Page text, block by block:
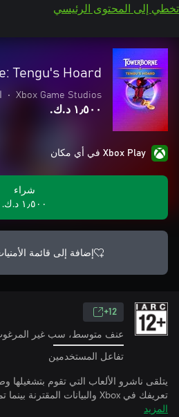
تخطي إلى المحتوى الرئيسي
Tengu's Hoard
Xbox Game Studios
•
١٫٥٠٠ د.ك.‏
Xbox Play في أي مكان
شراء
١٫٥٠٠ د.ك.‏
إضافة إلى قائمة
12+
عنف متوسط، سب غير
تفاعل المستخدمين
يتلقى ناشرو الألعاب التي تقوم
تعريفك في Xbox والبيانات المقترنة بينما تمارس الألعاب.
المزيد